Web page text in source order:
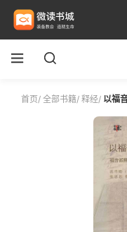
首页/ 全部书籍/ 释经/ 以福